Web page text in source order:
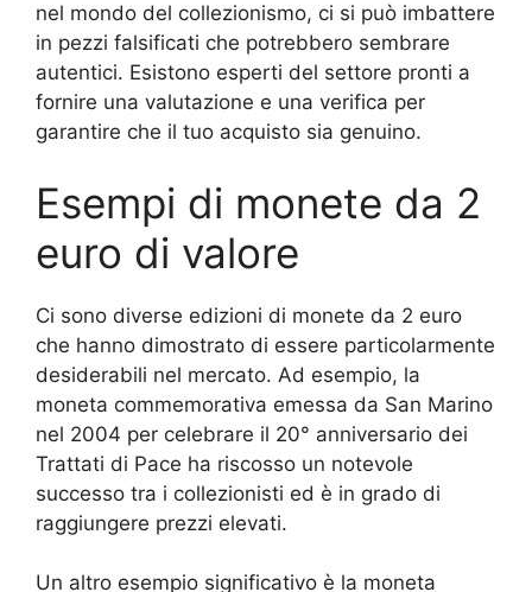
nel mondo del collezionismo, ci si può imbattere
in pezzi falsificati che potrebbero sembrare
autentici. Esistono esperti del settore pronti a
fornire una valutazione e una verifica per
garantire che il tuo acquisto sia genuino.
Esempi di monete da 2
euro di valore
Ci sono diverse edizioni di monete da 2 euro
che hanno dimostrato di essere particolarmente
desiderabili nel mercato. Ad esempio, la
moneta commemorativa emessa da San Marino
nel 2004 per celebrare il 20° anniversario dei
Trattati di Pace ha riscosso un notevole
successo tra i collezionisti ed è in grado di
raggiungere prezzi elevati.
Un altro esempio significativo è la moneta